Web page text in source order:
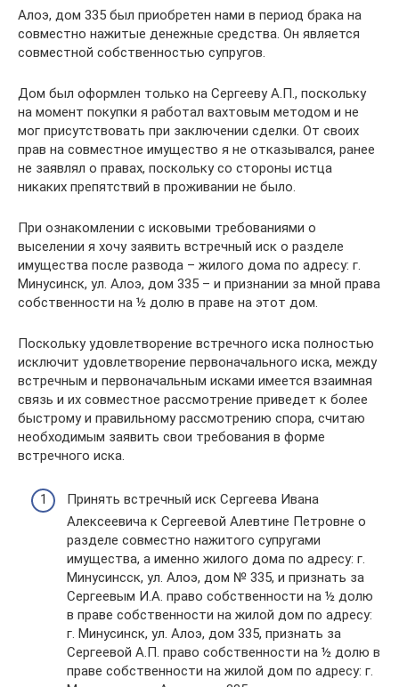
Алоэ, дом 335 был приобретен нами в период брака на
совместно нажитые денежные средства. Он является
совместной собственностью супругов.
Дом был оформлен только на Сергееву А.П., поскольку
на момент покупки я работал вахтовым методом и не
мог присутствовать при заключении сделки. От своих
прав на совместное имущество я не отказывался, ранее
не заявлял о правах, поскольку со стороны истца
никаких препятствий в проживании не было.
При ознакомлении с исковыми требованиями о
выселении я хочу заявить встречный иск о разделе
имущества после развода – жилого дома по адресу: г.
Минусинск, ул. Алоэ, дом 335 – и признании за мной права
собственности на ½ долю в праве на этот дом.
Поскольку удовлетворение встречного иска полностью
исключит удовлетворение первоначального иска, между
встречным и первоначальным исками имеется взаимная
связь и их совместное рассмотрение приведет к более
быстрому и правильному рассмотрению спора, считаю
необходимым заявить свои требования в форме
встречного иска.
Принять встречный иск Сергеева Ивана
Алексеевича к Сергеевой Алевтине Петровне о
разделе совместно нажитого супругами
имущества, а именно жилого дома по адресу: г.
Минусинсск, ул. Алоэ, дом № 335, и признать за
Сергеевым И.А. право собственности на ½ долю
в праве собственности на жилой дом по адресу:
г. Минусинск, ул. Алоэ, дом 335, признать за
Сергеевой А.П. право собственности на ½ долю в
праве собственности на жилой дом по адресу: г.